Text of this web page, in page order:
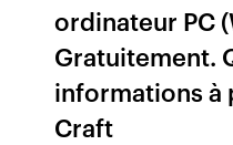
ordinateur PC
Gratuitement.
informations à
Craft